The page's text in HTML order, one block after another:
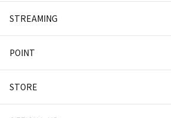
STREAMING
POINT
STORE